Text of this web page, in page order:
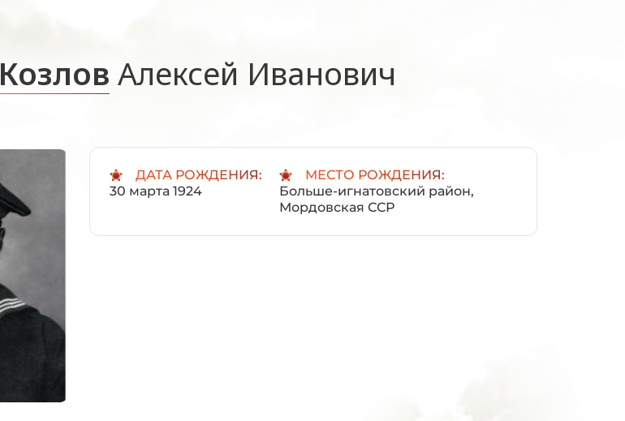
Козлов Алексей Иванович
ДАТА РОЖДЕНИЯ:
30 марта 1924
МЕСТО РОЖДЕНИЯ:
Больше-игнатовский район,
Мордовская ССР